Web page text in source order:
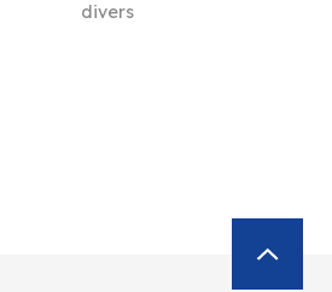
divers